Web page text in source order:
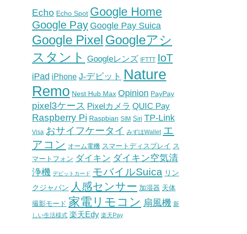
Echo Echo Spot Google Home
Google Pay Google Pay Suica
Google Pixel Googleアシ
スタント Googleレンズ IFTTT IoT
iPad iPhone J-デビット Nature
Remo Nest Hub Max Opinion PayPay
pixel3ケース Pixelカメラ QUIC Pay
Raspberry Pi Raspbian SIM Siri TP-Link
Visa おサイフケータイ みずほWallet エ
アコン オーム電機 スマートディスプレイ ス
マートフォン ダイキン ダイキン空気清
浄機 デビットカード モバイルSuica リン
クジャパン 人感センサー 加湿器 天体
撮影モード 家電リモコン 扇風機 新
しい生活様式 楽天Edy 楽天Pay